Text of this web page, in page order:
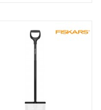
Vergleichen